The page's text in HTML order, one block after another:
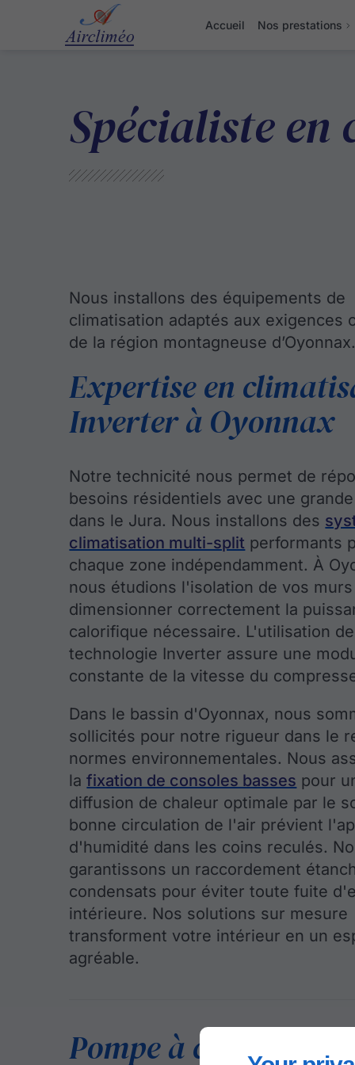
Accueil Nos prestations
Spécialiste
Nous installons des équipements de
climatisation adaptés aux exigences
de la région montagneuse d’Oyonnax.
Expertise en
Inverter à Oyonnax
Notre technicité nous permet de
besoins résidentiels avec une
dans le Jura. Nous installons des
climatisation multi-split performants
chaque zone indépendamment. À
nous étudions l'isolation de vos
dimensionner correctement la
calorifique nécessaire. L'utilisation
technologie Inverter assure une
constante de la vitesse du
Dans le bassin d'Oyonnax, nous
sollicités pour notre rigueur dans le
normes environnementales. Nous
lafixation de consoles basses pour
diffusion de chaleur optimale par le
bonne circulation de l'air prévient
d'humidité dans les coins reculés.
garantissons un raccordement
condensats pour éviter toute fuite
intérieure. Nos solutions sur mesure
transforment votre intérieur en un
agréable.
Pompe à chaleur